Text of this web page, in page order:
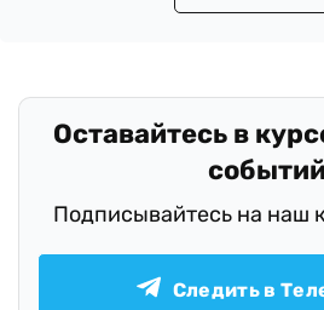
Оставайтесь в
Подписывайтесь на наш
Следить в